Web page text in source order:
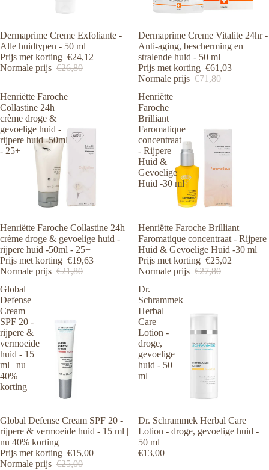
Aanbieding
Dermaprime Creme Exfoliante -
Alle huidtypen - 50 ml
Prijs met korting €24,12
Normale prijs €26,80
Aanbieding
Dermaprime Creme Vitalite 24hr -
Anti-aging, bescherming en
stralende huid - 50 ml
Prijs met korting €61,03
Normale prijs €71,80
Henriëtte Faroche
Collastine 24h
crème droge &
gevoelige huid -
rijpere huid -50ml
- 25+
Aanbieding
Henriëtte Faroche Collastine 24h
crème droge & gevoelige huid -
rijpere huid -50ml - 25+
Prijs met korting €19,63
Normale prijs €21,80
Henriëtte
Faroche
Brilliant
Faromatique
concentraat
- Rijpere
Huid &
Gevoelige
Huid -30 ml
Aanbieding
Henriëtte Faroche Brilliant
Faromatique concentraat - Rijpere
Huid & Gevoelige Huid -30 ml
Prijs met korting €25,02
Normale prijs €27,80
Global
Defense
Cream
SPF 20 -
rijpere &
vermoeide
huid - 15
ml | nu
40%
korting
Aanbieding
Global Defense Cream SPF 20 -
rijpere & vermoeide huid - 15 ml |
nu 40% korting
Prijs met korting €15,00
Normale prijs €25,00
Dr.
Schrammek
Herbal
Care
Lotion -
droge,
gevoelige
huid - 50
ml
Dr. Schrammek Herbal Care
Lotion - droge, gevoelige huid -
50 ml
€13,00